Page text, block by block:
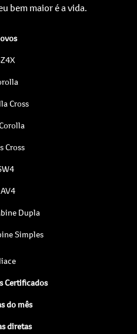
bem maior é a vida.
Cross
Cross
Dupla
Simples
Certificados
do mês
diretas